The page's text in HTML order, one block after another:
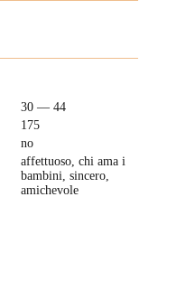
30 — 44
175
no
affettuoso, chi ama i
bambini, sincero,
amichevole